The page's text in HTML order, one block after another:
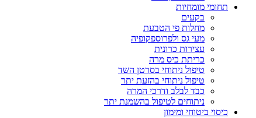
תחומי מומחיות
בקעים
מחלות פי הטבעת
מעי גס ולפרוספקופיה
עצירות כרונית
כריתת כיס מרה
טיפול ניתוחי בסרטן השד
טיפול ניתוחי בהזעת יתר
כבד לבלב ודרכי המרה
ניתוחים לטיפול בהשמנת יתר
כיסוי ביטוחי ומימון